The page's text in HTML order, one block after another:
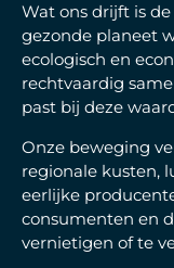
Wat ons drijft is
gezonde planeet
ecologisch en
rechtvaardig
past bij deze
Onze beweging
regionale kusten,
eerlijke
consumenten en
vernietigen of te